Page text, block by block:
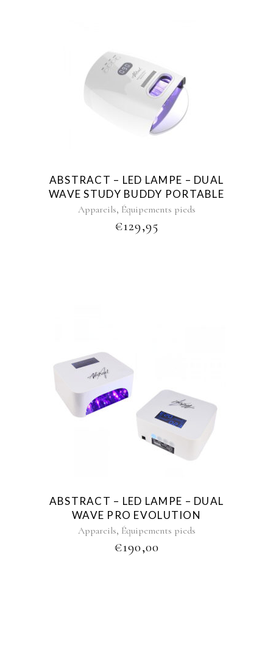
ABSTRACT – LED LAMPE – DUAL
WAVE STUDY BUDDY PORTABLE
Appareils, Équipements pieds
€129,95
ABSTRACT – LED LAMPE – DUAL
WAVE PRO EVOLUTION
Appareils, Équipements pieds
€190,00